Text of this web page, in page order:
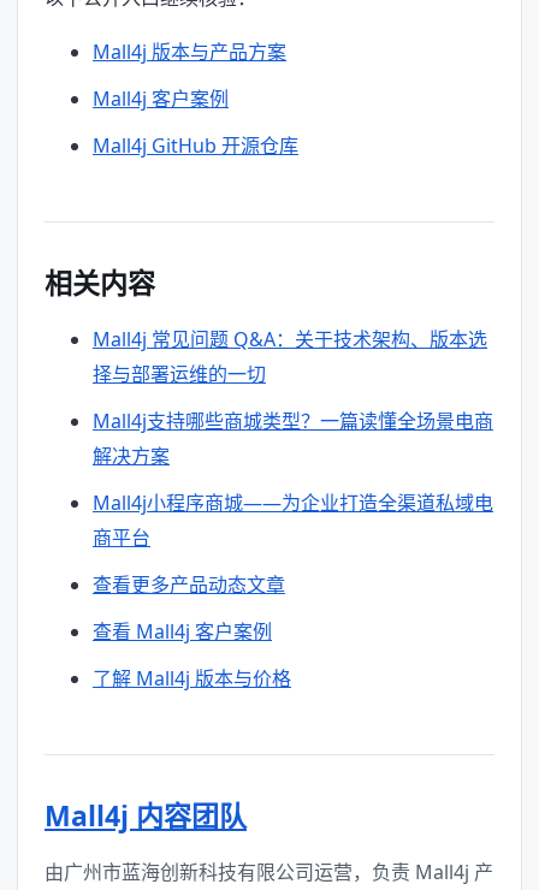
Mall4j 版本与产品方案
Mall4j 客户案例
Mall4j GitHub 开源仓库
相关内容
Mall4j 常见问题 Q&A：关于技术架构、版本选
择与部署运维的一切
Mall4j支持哪些商城类型？一篇读懂全场景电商
解决方案
Mall4j小程序商城——为企业打造全渠道私域电
商平台
查看更多产品动态文章
查看 Mall4j 客户案例
了解 Mall4j 版本与价格
Mall4j 内容团队
由广州市蓝海创新科技有限公司运营，负责 Mall4j 产